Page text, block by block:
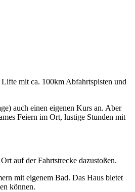
Lifte mit ca. 100km Abfahrtspisten und
auch einen eigenen Kurs an. Aber
Feiern im Ort, lustige Stunden mit
auf der Fahrtstrecke dazustoßen.
mit eigenem Bad. Das Haus bietet
können.